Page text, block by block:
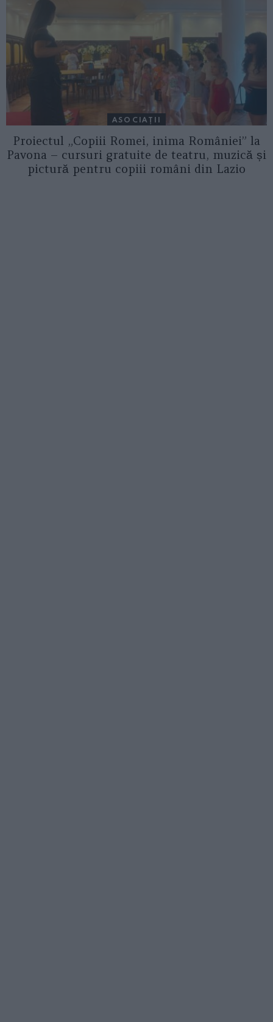
ASOCIAŢII
Proiectul „Copiii Romei, inima României” la
Pavona – cursuri gratuite de teatru, muzică și
pictură pentru copiii români din Lazio